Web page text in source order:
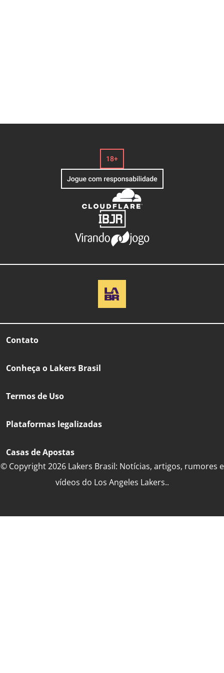
Contato
Conheça o Lakers Brasil
Termos de Uso
Plataformas legalizadas
Casas de Apostas
© Copyright 2026 Lakers Brasil: Notícias, artigos, rumores e
vídeos do Los Angeles Lakers..